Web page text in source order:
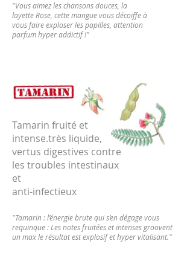
"Vous aimez les chansons douces, la
layette Rose, cette mangue vous décoiffe à
vous faire exploser les papilles, attention
parfum hyper addictif !"
Tamarin fruité et
intense.très liquide,
vertus digestives contre
les troubles intestinaux
et
anti-infectieux
"Tamarin : l’énergie brute qui s’en dégage vous
requinque : Les notes fruitées et intenses groovent
un max le résultat est explosif et hyper vitalisant."